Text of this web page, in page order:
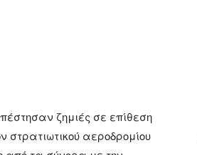
ζημιές σε επίθεση
αεροδρομίου